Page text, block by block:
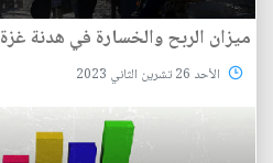
ميزان الربح والخسارة في هدنة غزة
الأحد 26 تشرين الثاني 2023